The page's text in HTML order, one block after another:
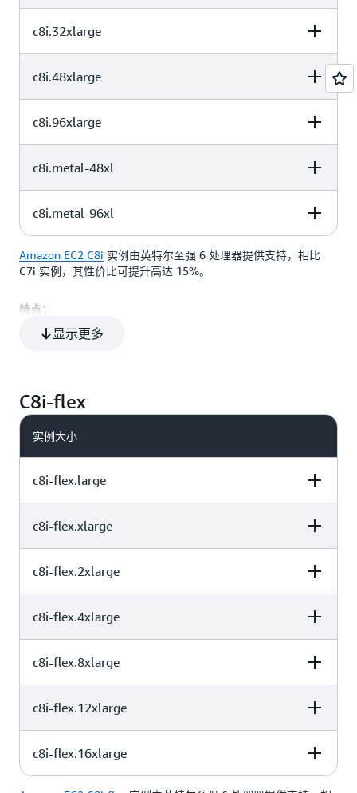
64 仅限 EBS
vCPU 实例存储 (GB)
96 仅限 EBS
c8i.32xlarge
vCPU 实例存储 (GB)
128 仅限 EBS
c8i.48xlarge
vCPU 实例存储 (GB)
192 仅限 EBS
c8i.96xlarge
vCPU 实例存储 (GB)
384 仅限 EBS
c8i.metal-48xl
vCPU 实例存储 (GB)
192 384 仅限 EBS
c8i.metal-96xl
vCPU 内存 (GiB) 实例存储 (GB)
384
Amazon EC2 C8i 实例由英特尔至强 6 处理器提供支持，相比
C7i 实例，其性价比可提升高达 15%。
特点：
最多 384 个 vCPU 和 768 GiB 内存
最新的 DDR5 7200MT/s 内存，与上一代相比，其带宽增加
了 2.5 倍
储（EBS）带宽之间分配资源，使客户能够将网络或 EBS 带
2 种裸机大小：c8i.metal-48xl 和 c8i.metal-96xl
C8i 实例搭载支持 FP16 的增强型高级矩阵扩展（AMX），可
支持更广泛的基于 CPU 的推理工作负载。
每个实例最多支持 128 个 EBS 卷附件
使用场景
C8i 实例非常适合计算密集型工作负载，例如批处理、分布式分
视频编码。
显示更多
C8i-flex
实例大小
c8i-flex.large
vCPU 实例存储 (GB)
2 仅限 EBS
c8i-flex.xlarge
vCPU 实例存储 (GB)
4 仅限 EBS
c8i-flex.2xlarge
vCPU 实例存储 (GB)
8 仅限 EBS
c8i-flex.4xlarge
vCPU 实例存储 (GB)
16 仅限 EBS
c8i-flex.8xlarge
vCPU 实例存储 (GB)
32 仅限 EBS
c8i-flex.12xlarge
vCPU 实例存储 (GB)
c8i-flex.16xlarge